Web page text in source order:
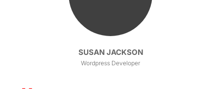
SUSAN JACKSON
Wordpress Developer